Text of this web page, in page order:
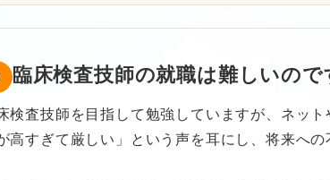
臨床検査技師の就職は難しいので
検査技師を目指して勉強していますが、ネッ
高すぎて厳しい」という声を耳にし、将来への